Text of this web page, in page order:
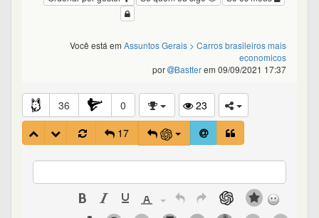
Você está em Assuntos Gerais > Carros brasileiros mais
economicos
por
Bastterem 09/09/2021 17:37
36 0
23
17